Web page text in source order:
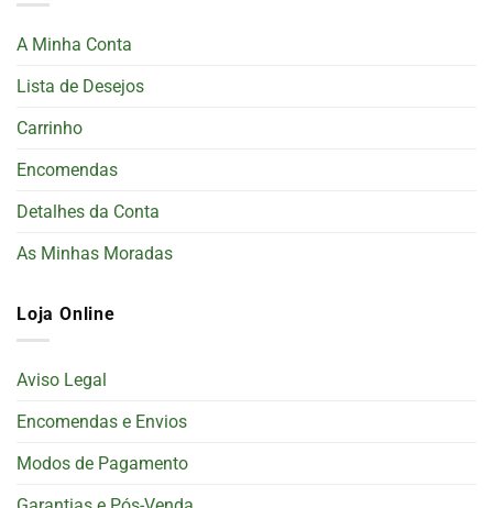
A Minha Conta
Lista de Desejos
Carrinho
Encomendas
Detalhes da Conta
As Minhas Moradas
Loja Online
Aviso Legal
Encomendas e Envios
Modos de Pagamento